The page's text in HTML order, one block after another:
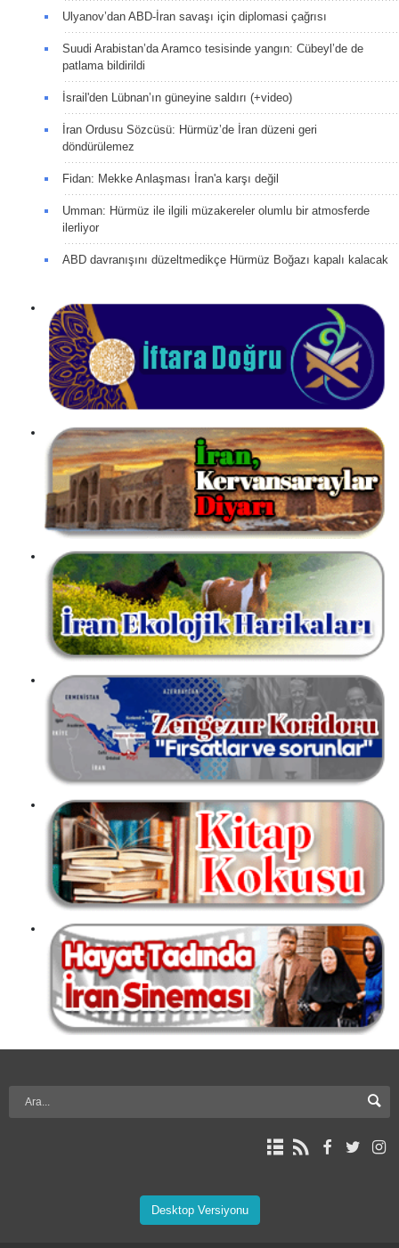
Ulyanov’dan ABD-İran savaşı için diplomasi çağrısı
Suudi Arabistan’da Aramco tesisinde yangın: Cübeyl’de de
patlama bildirildi
İsrail'den Lübnan’ın güneyine saldırı (+video)
İran Ordusu Sözcüsü: Hürmüz’de İran düzeni geri
döndürülemez
Fidan: Mekke Anlaşması İran'a karşı değil
Umman: Hürmüz ile ilgili müzakereler olumlu bir atmosferde
ilerliyor
ABD davranışını düzeltmedikçe Hürmüz Boğazı kapalı kalacak
Desktop Versiyonu